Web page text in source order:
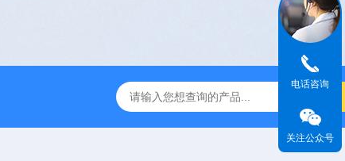
全自动管道过滤器 电子水处理器
电话咨询
关注公众号